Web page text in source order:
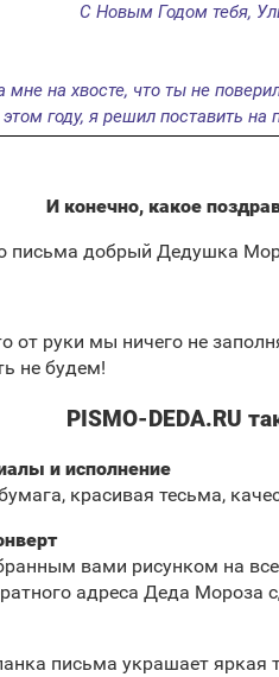
С Новым Годом тебя,
мне на хвосте, что ты не
году, я решил поставить
И конечно, какое
письма добрый Дедушка
от руки мы ничего не
не будем!
PISMO-DEDA.RU
и исполнение
красивая тесьма,
вами рисунком на
адреса Деда Мороза
письма украшает яркая